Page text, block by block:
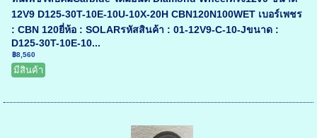
12V9 D125-30T-10E-10U-10X-20H CBN120N100WET เบอร์เพชร
: CBN 120ยี่ห้อ : SOLARรหัสสินค้า : 01-12V9-C-10-Jขนาด :
D125-30T-10E-10...
฿8,560
มีสินค้า